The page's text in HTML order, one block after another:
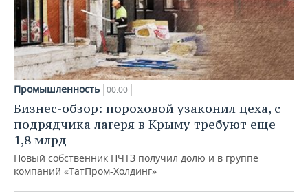
Промышленность 00:00
Бизнес-обзор: пороховой узаконил цеха, с
подрядчика лагеря в Крыму требуют еще
1,8 млрд
Новый собственник НЧТЗ получил долю и в группе
компаний «ТатПром-Холдинг»